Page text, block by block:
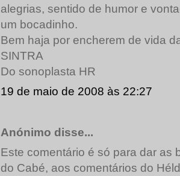
alegrias, sentido de humor e
um bocadinho.
Bem haja por encherem de vida
SINTRA
Do sonoplasta HR
19 de maio de 2008 às 22:27
Anónimo disse...
Este comentário é só para dar as
do Cabé, aos comentários do